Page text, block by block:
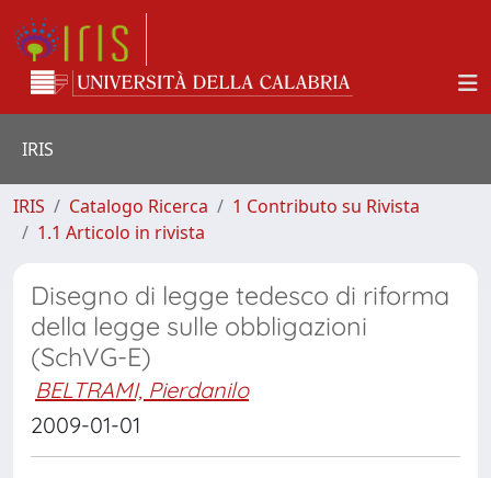
IRIS
IRIS Catalogo Ricerca
1 Contributo su Rivista
1.1 Articolo in rivista
Disegno di legge tedesco di riforma
della legge sulle obbligazioni
(SchVG-E)
BELTRAMI, Pierdanilo
2009-01-01